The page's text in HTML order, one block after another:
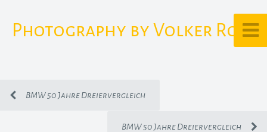
Photography by Volker Rost
BMW 50 Jahre Dreiervergleich
BMW 50 Jahre Dreiervergleich